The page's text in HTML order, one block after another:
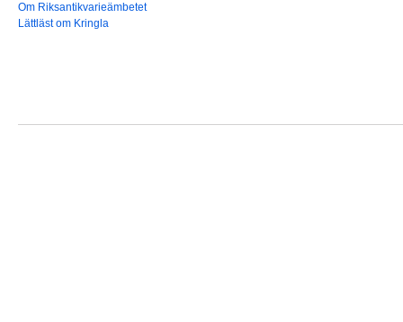
Om Riksantikvarieämbetet
Lättläst om Kringla